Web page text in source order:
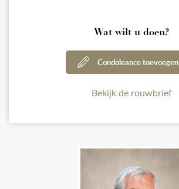
Wat wilt u doen?
Condoleance toevoegen
Bekijk de rouwbrief